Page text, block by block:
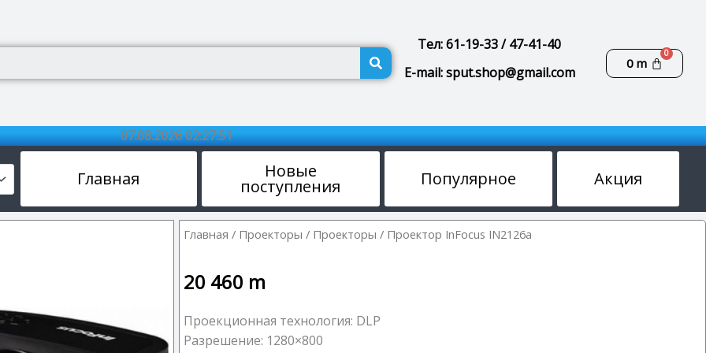
Поиск Тел: 61-19-33 / 47-41-40
E-mail: sput.shop@gmail.com
0m
07.08.2026 02:27:51
Главная Новые
поступления Популярное Акция
Главная / Проекторы / Проекторы / Проектор InFocus IN2126a
20 460 m
Проекционная технология: DLP
Разрешение: 1280×800